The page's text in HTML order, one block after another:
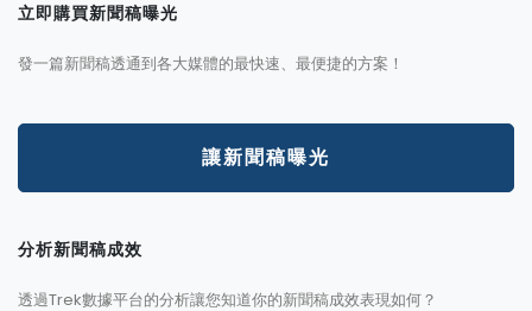
立即購買新聞稿曝光
發一篇新聞稿透通到各大媒體的最快速、最便捷的方案！
讓新聞稿曝光
分析新聞稿成效
透過Trek數據平台的分析讓您知道你的新聞稿成效表現如何？